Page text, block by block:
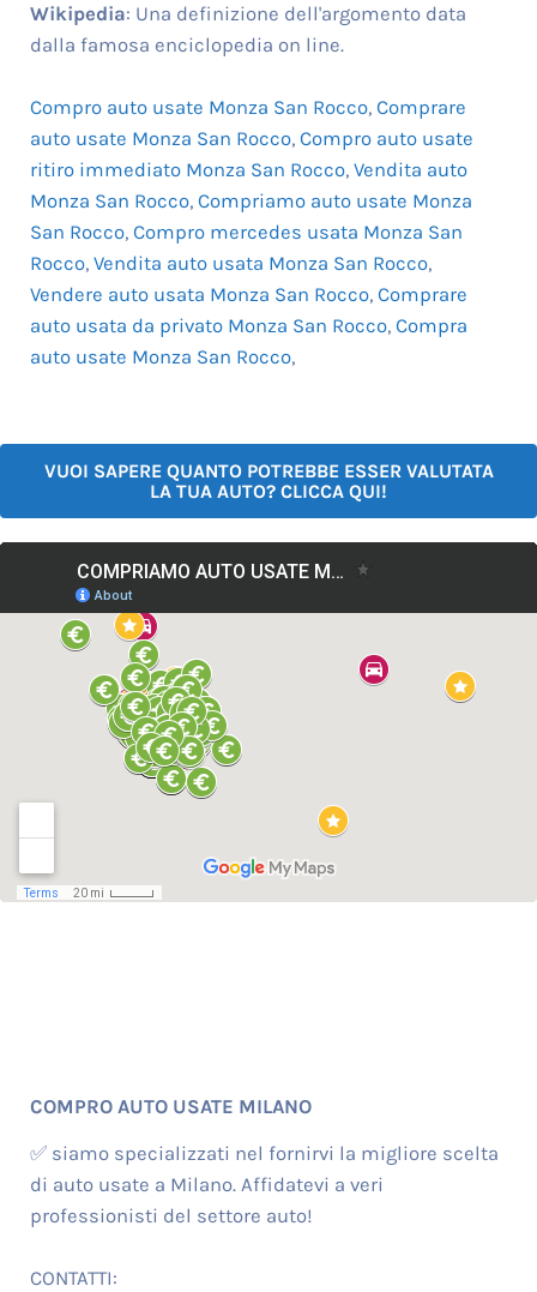
Wikipedia: Una definizione dell'argomento data
dalla famosa enciclopedia on line.
Compro auto usate Monza San Rocco, Comprare
auto usate Monza San Rocco, Compro auto usate
ritiro immediato Monza San Rocco, Vendita auto
Monza San Rocco, Compriamo auto usate Monza
San Rocco, Compro mercedes usata Monza San
Rocco, Vendita auto usata Monza San Rocco,
Vendere auto usata Monza San Rocco, Comprare
auto usata da privato Monza San Rocco, Compra
auto usate Monza San Rocco,
VUOI SAPERE QUANTO POTREBBE ESSER VALUTATA
LA TUA AUTO? CLICCA QUI!
COMPRO AUTO USATE MILANO
✅ siamo specializzati nel fornirvi la migliore scelta
di auto usate a Milano. Affidatevi a veri
professionisti del settore auto!
CONTATTI: